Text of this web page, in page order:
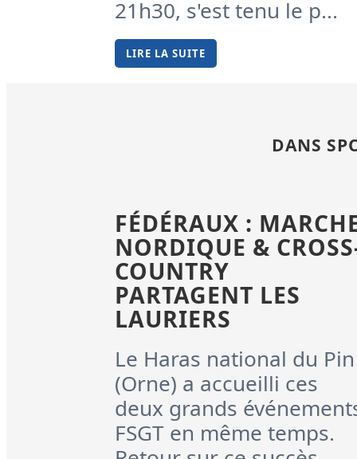
21h30, s'est tenu le p...
LIRE LA SUITE
DANS
FÉDÉRAUX :
NORDIQUE &
COUNTRY
PARTAGENT LES
LAURIERS
Le Haras national du Pin
(Orne) a accueilli ces
deux grands
FSGT en même temps.